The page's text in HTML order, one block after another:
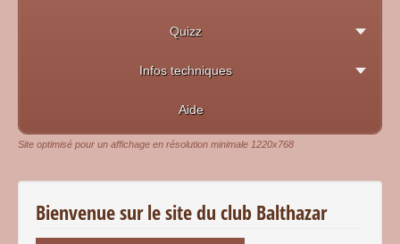
Quizz
Infos techniques
Aide
Site optimisé pour un affichage en résolution minimale 1220x768
Bienvenue sur le site du club Balthazar